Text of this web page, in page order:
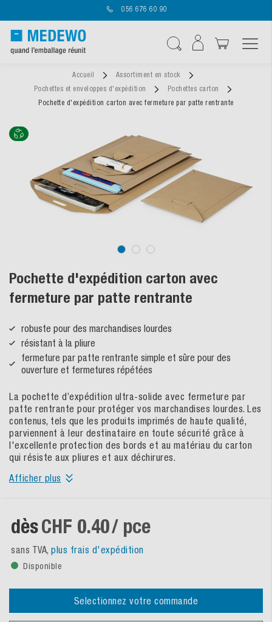
056 676 60 90
Accueil
Assortiment en stock
Pochettes et enveloppes d'expédition
Pochettes carton
Pochette d'expédition carton avec fermeture par patte rentrante
Pochette d'expédition carton avec
fermeture par patte rentrante
robuste pour des marchandises lourdes
résistant à la pliure
fermeture par patte rentrante simple et sûre pour des
ouverture et fermetures répétées
La pochette d’expédition ultra-solide avec fermeture par
patte rentrante pour protéger vos marchandises lourdes. Les
contenus, tels que les produits imprimés de haute qualité,
parviennent à leur destinataire en toute sécurité grâce à
l'excellente protection des bords et au matériau du carton
qui résiste aux pliures et aux déchirures.
Afficher plus
dèsCHF 0.40/ pce
sans TVA, plus frais d'expédition
Disponible
Selectionnez votre commande